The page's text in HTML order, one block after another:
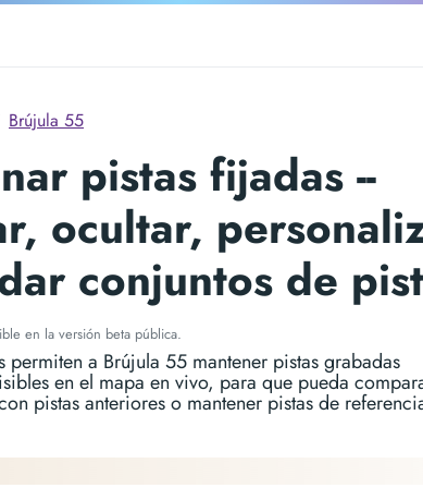
Brújula 55
pistas fijadas --
ocultar,
conjuntos de
en la versión beta pública.
permiten a Brújula 55 mantener pistas grabadas
en el mapa en vivo, para que pueda
pistas anteriores o mantener pistas de